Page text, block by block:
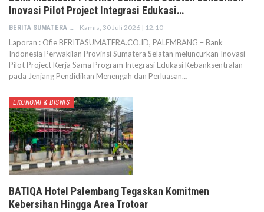
Inovasi Pilot Project Integrasi Edukasi…
BERITA SUMATERA Kamis, 30 Juli 2026 | 12.10
Laporan : Ofie BERITASUMATERA.CO.ID, PALEMBANG – Bank
Indonesia Perwakilan Provinsi Sumatera Selatan meluncurkan Inovasi
Pilot Project Kerja Sama Program Integrasi Edukasi Kebanksentralan
pada Jenjang Pendidikan Menengah dan Perluasan…
EKONOMI & BISNIS
BATIQA Hotel Palembang Tegaskan Komitmen
Kebersihan Hingga Area Trotoar